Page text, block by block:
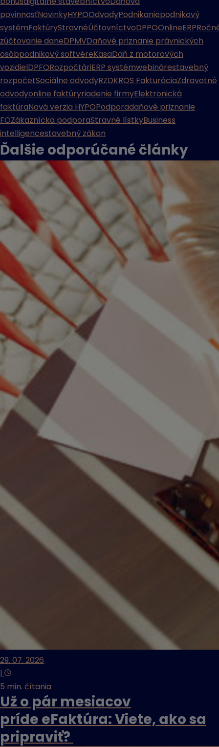
povinnosťNovinkyHYPOOdvodyPodnikaniepodnikový
systémFaktúryStravnéÚčtovníctvoDPPOOnlineERP
zúčtovanie daneDPMVDaňové priznanie právnických
osôbpodnikový softvéreKasaDaň z motorových
vozidielDPFORozpočtáriERP systémwebinárestavebný
rozpočetSociálne odvodyRZDKROS FakturáciaZdravotné
odvodyonline faktúryriadenie firmyElektronická
faktúraNová verzia HYPOPodporadaňové priznanie
FOZákaznícka podporaStravné lístkyBusiness
intelligencestavebný zákon
Ďalšie odporúčané články
29. 07. 2026
|
5 min. čítania
Už o pár mesiacov
príde eFaktúra: Viete, ako sa
pripraviť?